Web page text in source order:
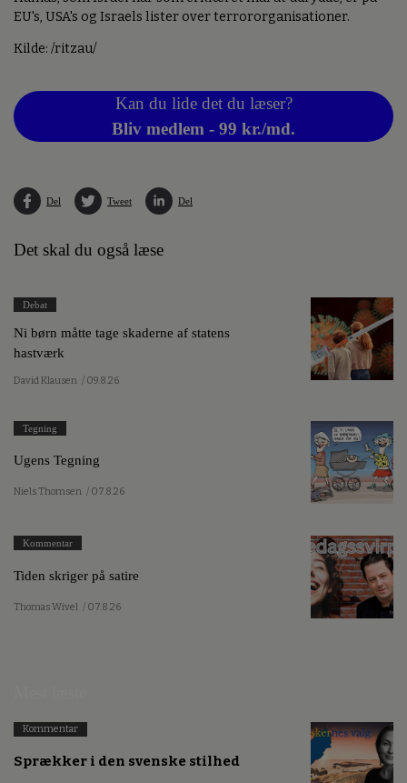
EU's, USA's og Israels lister over terrororganisationer.
Kilde: /ritzau/
Kan du lide det du læser?
Bliv medlem - 99 kr./md.
Del Tweet Del
Det skal du også læse
Debat
Ni børn måtte tage skaderne af statens
hastværk
David Klausen / 09.8.26
Tegning
Ugens Tegning
Niels Thomsen / 07.8.26
Kommentar
Tiden skriger på satire
Thomas Wivel / 07.8.26
Kommentar
Sprækker i den svenske stilhed